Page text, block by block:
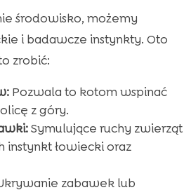
środowisko, możemy
i badawcze instynkty. Oto
zrobić:
Pozwala to kotom wspinać
z góry.
Symulujące ruchy zwierząt
instynkt łowiecki oraz
zabawek lub